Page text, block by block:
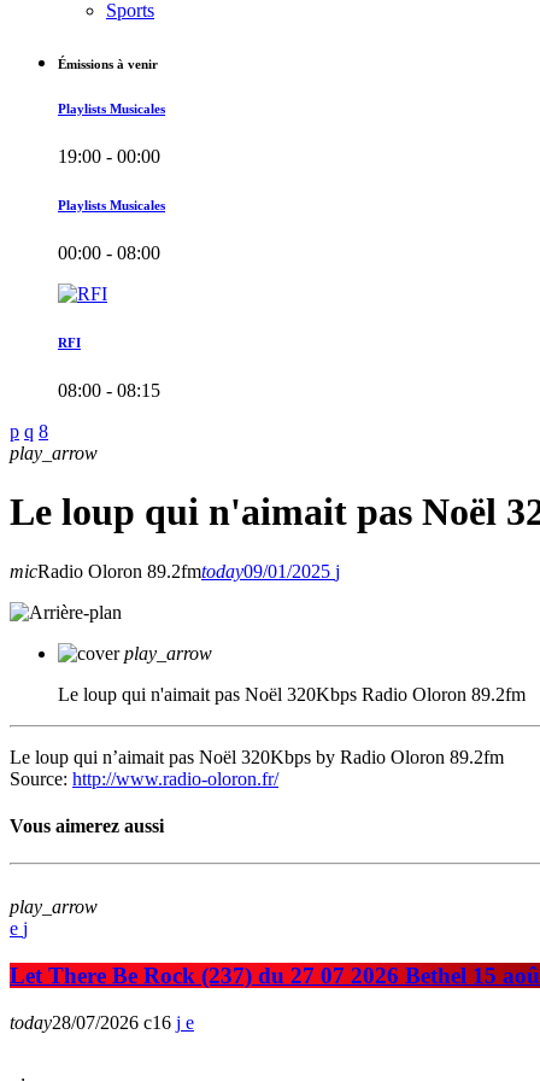
Sports
Émissions à venir
Playlists Musicales
19:00 - 00:00
Playlists Musicales
00:00 - 08:00
RFI
08:00 - 08:15
play_arrow
Le loup qui n'aimait pas Noël
micRadio Oloron 89.2fmtoday09/01/2025
play_arrow
Le loup qui n'aimait pas Noël 320Kbps Radio Oloron 89.2fm
Le loup qui n’aimait pas Noël 320Kbps by Radio Oloron 89.2fm
Source: http://www.radio-oloron.fr/
Vous aimerez aussi
play_arrow
Let There Be Rock (237) du 27 07 2026 Bethel 15
today28/07/2026 16